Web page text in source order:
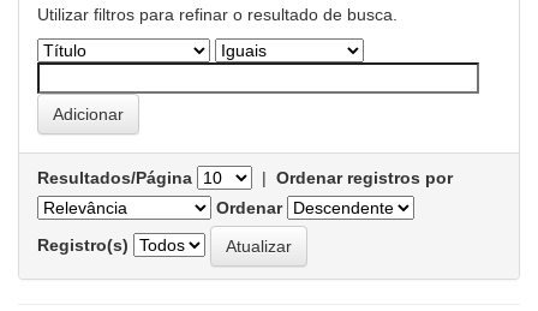
Utilizar filtros para refinar o resultado de busca.
Resultados/Página | Ordenar registros por
Ordenar
Registro(s)